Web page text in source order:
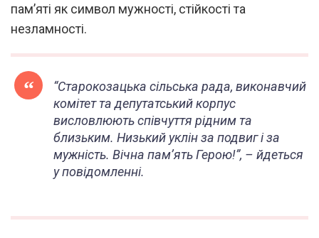
пам’яті як символ мужності, стійкості та
незламності.
“Старокозацька сільська рада, виконавчий
комітет та депутатський корпус
висловлюють співчуття рідним та
близьким. Низький уклін за подвиг і за
мужність. Вічна памʼять Герою!”, – йдеться
у повідомленні.